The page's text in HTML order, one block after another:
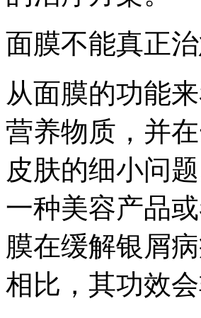
面膜不能真正
从面膜的功能
营养物质，并
皮肤的细小问
一种美容产品
膜在缓解银屑
相比，其功效